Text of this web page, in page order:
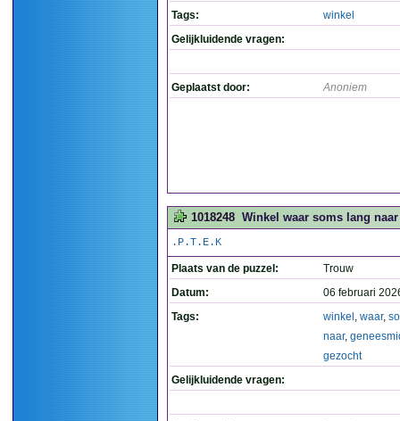
Tags:
winkel
Gelijkluidende vragen:
Geplaatst door: Anoniem
1018248 Winkel waar soms lang
.P.T.E.K
Plaats van de puzzel:
Trouw
Datum:
06 februari
Tags:
winkel , waar,
naar,
gezocht
Gelijkluidende vragen: